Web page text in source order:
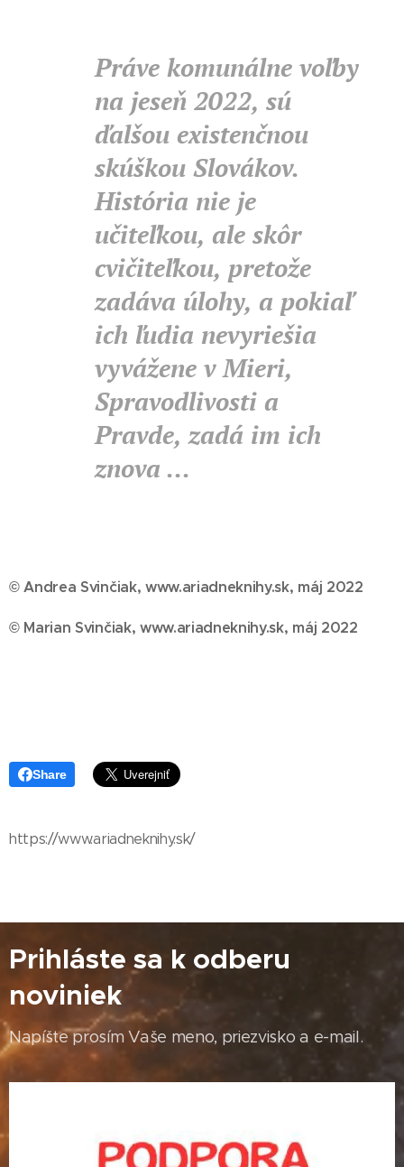
Práve komunálne voľby
na jeseň 2022, sú
ďalšou existenčnou
skúškou Slovákov.
História nie je
učiteľkou, ale skôr
cvičiteľkou, pretože
zadáva úlohy, a pokiaľ
ich ľudia nevyriešia
vyvážene v Mieri,
Spravodlivosti a
Pravde, zadá im ich
znova ...
© Andrea Svinčiak, www.ariadneknihy.sk, máj 2022
© Marian Svinčiak, www.ariadneknihy.sk, máj 2022
Share
https://www.ariadneknihy.sk/
Prihláste sa k odberu
noviniek
Napíšte prosím Vaše meno, priezvisko a e-mail.